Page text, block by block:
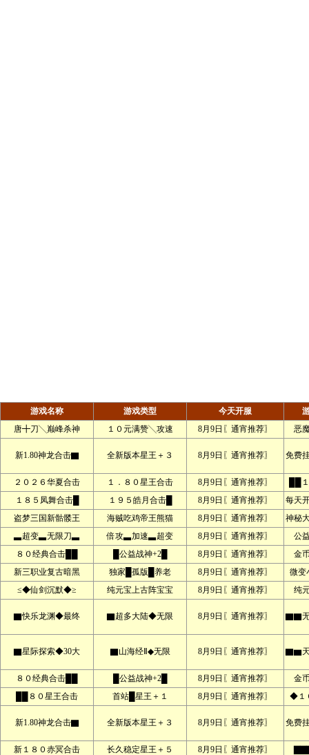
游戏名称 游戏类型 今天开服
唐╋刀╲巅峰杀神
１０元满赞╲攻速 8月9日〖通宵推荐〗 恶
新1.80神龙合击▇ 全新版本星王＋３ 8月9日〖通宵推荐〗 免费
２０２６华夏合击 １．８０星王合击 8月9日〖通宵推荐〗
██
１８５凤舞合击█
１９５皓月合击█ 8月9日〖通宵推荐〗
每天
盗梦三国新骷髅王
海贼吃鸡帝王熊猫 8月9日〖通宵推荐〗
神秘
▃超变▃无限刀▃
倍攻▃加速▃超变 8月9日〖通宵推荐〗
公
８０经典合击██
█公益战神+2█ 8月9日〖通宵推荐〗
金
新三职业复古暗黑
独家█孤版█养老 8月9日〖通宵推荐〗
微变
≤◆仙剑沉默◆≥
纯元宝上古阵宝宝 8月9日〖通宵推荐〗 纯
▇快乐龙渊◆最终 ▇超多大陆◆无限 8月9日〖通宵推荐〗 ▇▇
▇星际探索◆30大 ▇山海经Ⅱ◆无限 8月9日〖通宵推荐〗 ▇▆
８０经典合击██ █公益战神+2█ 8月9日〖通宵推荐〗
金
██８０星王合击
首站█星王＋１ 8月9日〖通宵推荐〗 ◆１
新1.80神龙合击▇ 全新版本星王＋３ 8月9日〖通宵推荐〗 免费
新１８０赤冥合击 长久稳定星王＋５ 8月9日〖通宵推荐〗